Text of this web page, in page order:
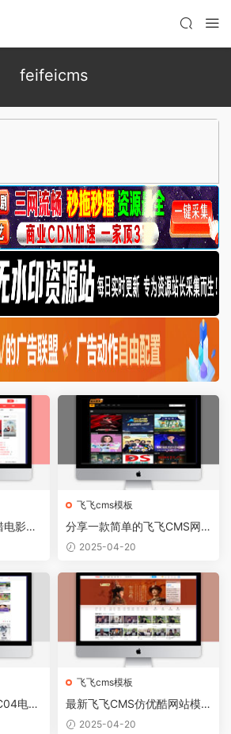
feifeicms
影网
飞飞cms模板
分享一款简单的飞飞CMS网
站模板
2025-04-20
电脑
飞飞cms模板
最新飞飞CMS仿优酷网站模
板V1.6版
2025-04-20